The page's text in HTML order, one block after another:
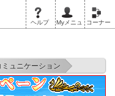
ヘルプ Myメニュ コーナー
ュニケーション
>